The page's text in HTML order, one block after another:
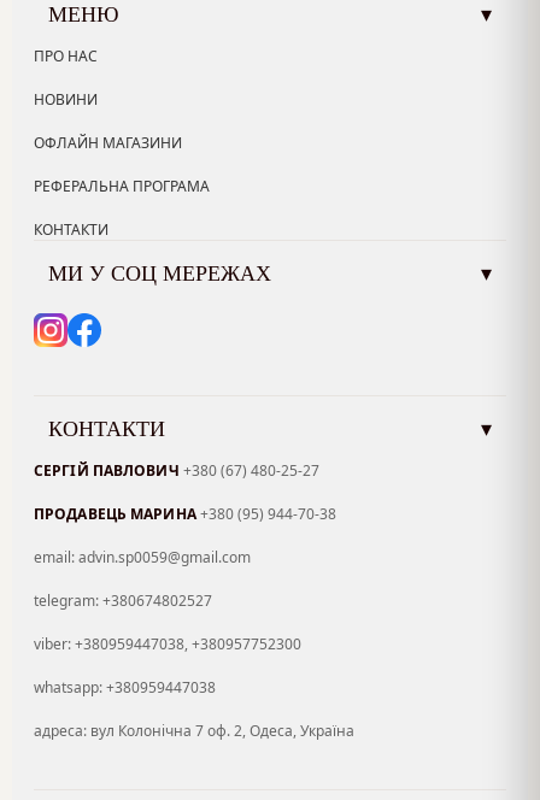
МЕНЮ ▾
ПРО НАС
НОВИНИ
ОФЛАЙН МАГАЗИНИ
РЕФЕРАЛЬНА ПРОГРАМА
КОНТАКТИ
МИ У СОЦ МЕРЕЖАХ ▾
КОНТАКТИ ▾
СЕРГІЙ ПАВЛОВИЧ +380 (67) 480-25-27
ПРОДАВЕЦЬ МАРИНА+380 (95) 944-70-38
email: advin.sp0059@gmail.com
telegram: +380674802527
viber: +380959447038, +380957752300
whatsapp: +380959447038
адреса: вул Колонічна 7 оф. 2, Одеса, Україна